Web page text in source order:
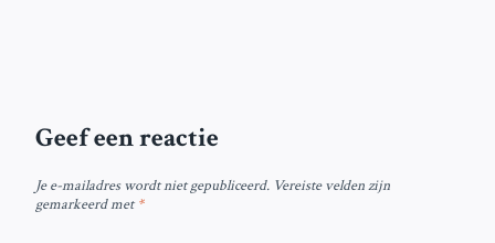
Geef een reactie
Je e-mailadres wordt niet gepubliceerd. Vereiste velden zijn
gemarkeerd met*